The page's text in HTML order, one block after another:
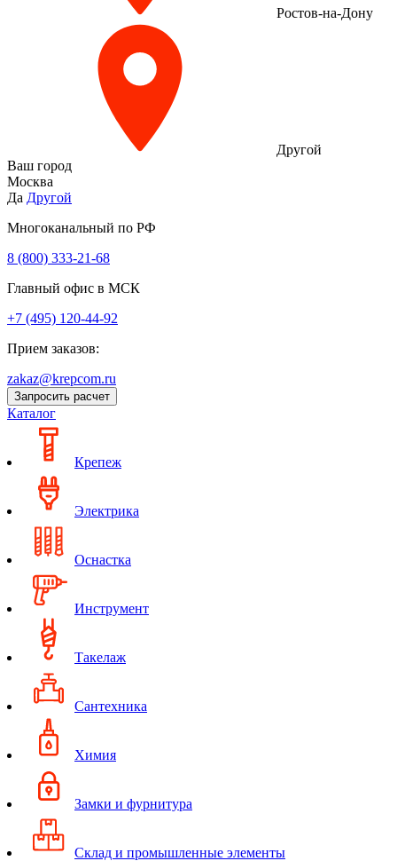
Ростов-на-Дону
Другой
Ваш город
Москва
Да Другой
Многоканальный по РФ
8 (800) 333‑21-68
Главный офис в МСК
+7 (495) 120-44-92
Прием заказов:
zakaz@krepcom.ru
Запросить расчет
Каталог
Крепеж
Электрика
Оснастка
Инструмент
Такелаж
Сантехника
Химия
Замки и фурнитура
Склад и промышленные элементы